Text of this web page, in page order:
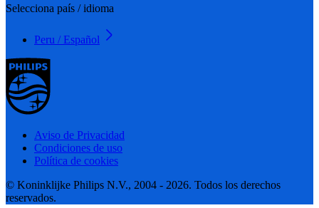
Selecciona país / idioma
Peru / Español
Aviso de Privacidad
Condiciones de uso
Política de cookies
© Koninklijke Philips N.V., 2004 - 2026. Todos los derechos
reservados.